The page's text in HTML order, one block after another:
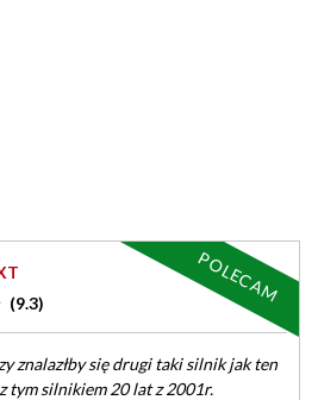
(9.3)
znalazłby się drugi taki silnik jak ten
tym silnikiem 20 lat z 2001r.
POLECAM